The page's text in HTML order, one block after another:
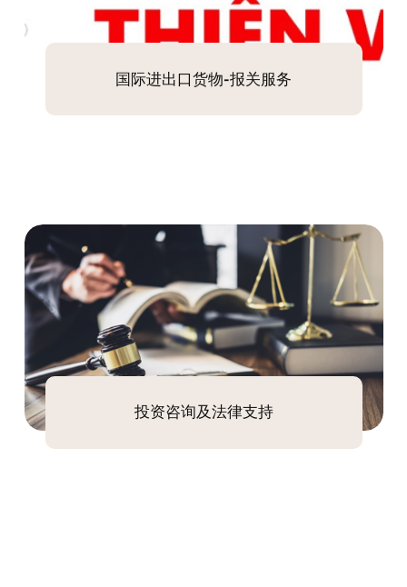
国际进出口货物-报关服务
投资咨询及法律支持